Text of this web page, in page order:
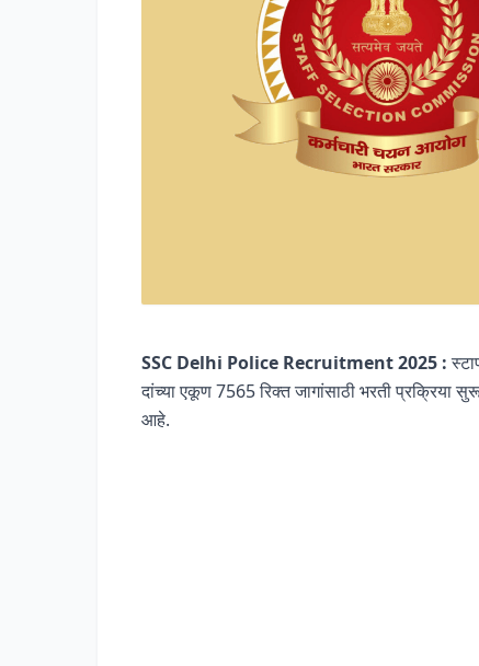
SSC Delhi Police Recruitment 2025 :
दांच्या एकूण 7565 रिक्त जागांसाठी भरती
आहे.